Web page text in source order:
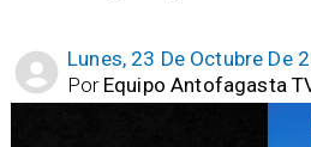
Lunes, 23 De Octubre De
Equipo Antofagasta
Por